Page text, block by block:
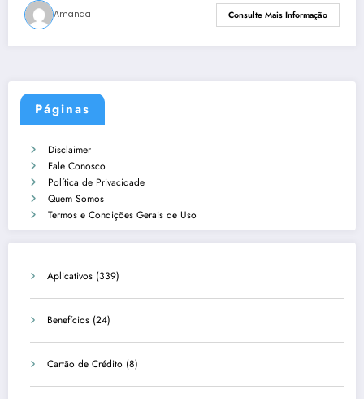
Amanda Consulte Mais Informação
Páginas
Disclaimer
Fale Conosco
Política de Privacidade
Quem Somos
Termos e Condições Gerais de Uso
Aplicativos (339)
Benefícios (24)
Cartão de Crédito (8)